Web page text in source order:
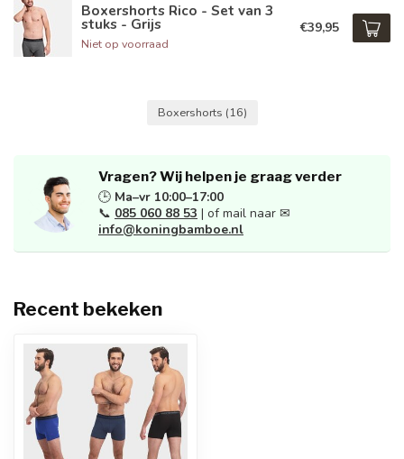
Boxershorts Rico - Set van 3
stuks - Grijs
Niet op voorraad
€39,95
Boxershorts (16)
Vragen? Wij helpen je graag verder
🕒 Ma–vr 10:00–17:00
📞 085 060 88 53 | of mail naar ✉
info@koningbamboe.nl
Recent bekeken